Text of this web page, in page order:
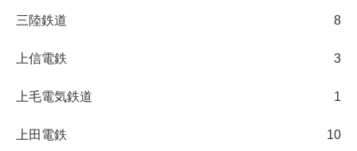
三陸鉄道 8
上信電鉄 3
上毛電気鉄道 1
上田電鉄 10